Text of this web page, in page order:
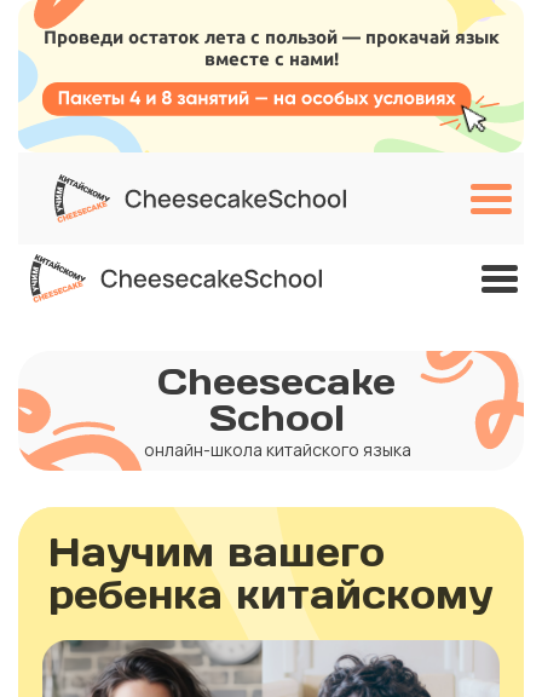
Проведи остаток лета с пользой — прокачай язык
вместе с нами!
Cheesecake
School
онлайн-школа китайского языка
Научим вашего
ребенка китайскому